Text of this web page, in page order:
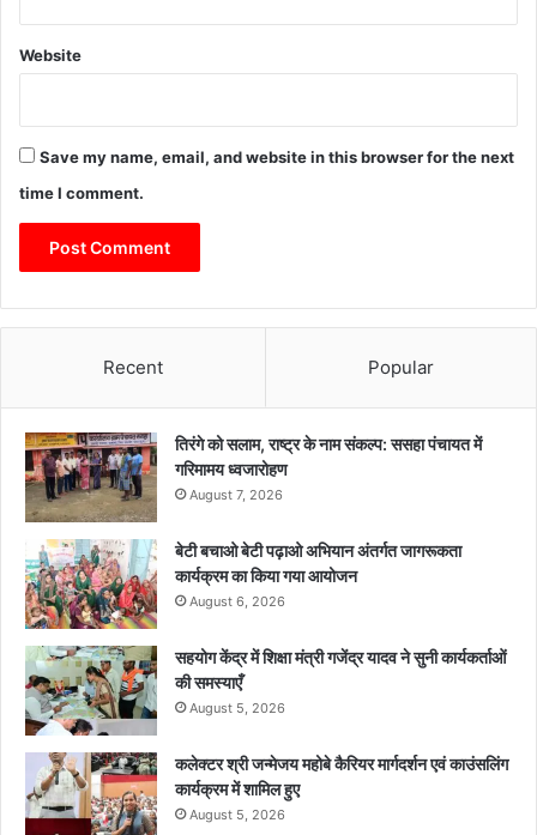
Website
Save my name, email, and website in this browser for the next
time I comment.
Recent Popular
तिरंगे को सलाम, राष्ट्र के नाम संकल्प: ससहा पंचायत में
गरिमामय ध्वजारोहण
August 7, 2026
बेटी बचाओ बेटी पढ़ाओ अभियान अंतर्गत जागरूकता
कार्यक्रम का किया गया आयोजन
August 6, 2026
सहयोग केंद्र में शिक्षा मंत्री गजेंद्र यादव ने सुनी कार्यकर्ताओं
की समस्याएँ
August 5, 2026
कलेक्टर श्री जन्मेजय महोबे कैरियर मार्गदर्शन एवं काउंसलिंग
कार्यक्रम में शामिल हुए
August 5, 2026